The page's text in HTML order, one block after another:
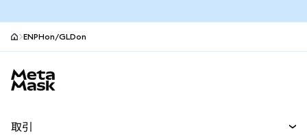
ENPHon/GLDon
取引